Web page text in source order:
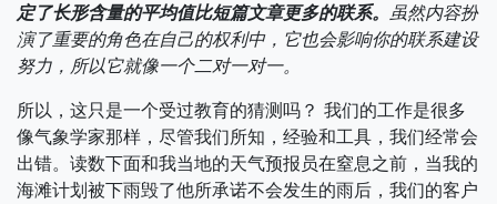
定了长形含量的平均值比短篇文章更多的联系。 虽然内容扮
演了重要的角色在自己的权利中，它也会影响你的联系建设
努力，所以它就像一个二对一对一。
所以，这只是一个受过教育的猜测吗？ 我们的工作是很多
像气象学家那样，尽管我们所知，经验和工具，我们经常会
出错。读数下面和我当地的天气预报员在窒息之前，当我的
海滩计划被下雨毁了他所承诺不会发生的雨后，我们的客户